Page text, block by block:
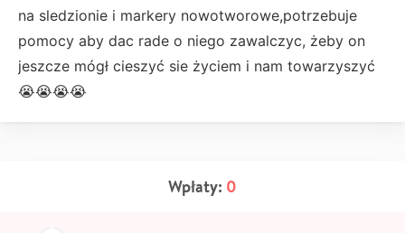
na sledzionie i markery nowotworowe,potrzebuje
pomocy aby dac rade o niego zawalczyc, żeby on
jeszcze mógł cieszyć sie życiem i nam towarzyszyć
😭😭😭😭
Wpłaty: 0